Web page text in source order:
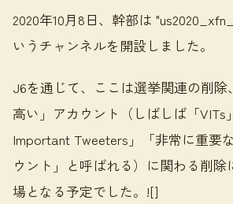
2020年10月8日、幹部は
いうチャンネルを開設しました。
J6を通じて、ここは選挙関連の削除
高い」アカウント（しばしば「VITs
Important Tweeters」「非常に重要
ウント」と呼ばれる）に関わる削除
場となる予定でした。![]